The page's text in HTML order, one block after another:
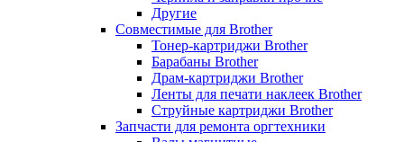
Другие
Совместимые для Brother
Тонер-картриджи Brother
Барабаны Brother
Драм-картриджи Brother
Ленты для печати наклеек Brother
Струйные картриджи Brother
Запчасти для ремонта оргтехники